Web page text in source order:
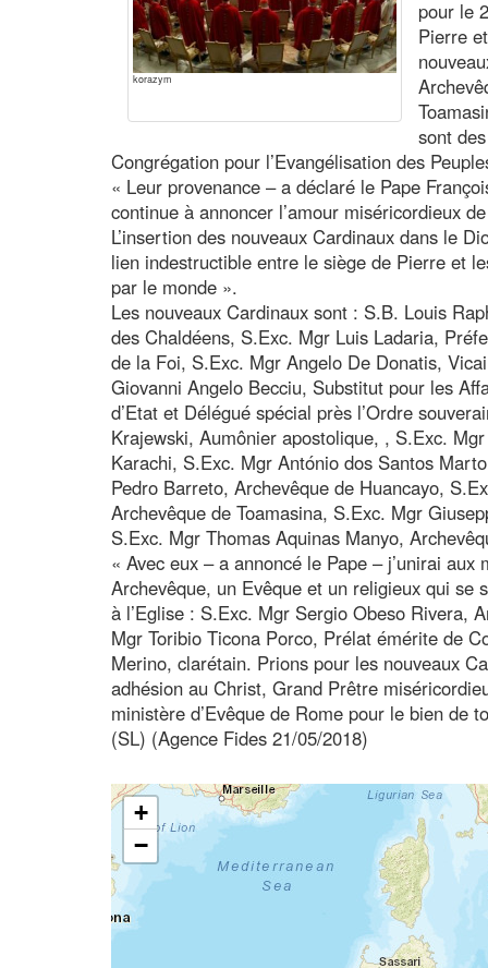
korazym
pour le
Pierre
sont
Congrégation pour l’Evangélisation des
« Leur provenance – a déclaré le Pape
continue à annoncer l’amour miséricordieux
L’insertion des nouveaux Cardinaux dans le
lien indestructible entre le siège de Pierre et
par le monde ».
Les nouveaux Cardinaux sont : S.B. Louis
des Chaldéens, S.Exc. Mgr Luis Ladaria,
de la Foi, S.Exc. Mgr Angelo De Donatis,
Giovanni Angelo Becciu, Substitut pour les
d’Etat et Délégué spécial près l’Ordre
Krajewski, Aumônier apostolique, , S.Exc.
Karachi, S.Exc. Mgr António dos Santos
Pedro Barreto, Archevêque de Huancayo,
Archevêque de Toamasina, S.Exc. Mgr
S.Exc. Mgr Thomas Aquinas Manyo,
« Avec eux – a annoncé le Pape – j’unirai
Archevêque, un Evêque et un religieux qui se
à l’Eglise : S.Exc. Mgr Sergio Obeso Rivera,
Mgr Toribio Ticona Porco, Prélat émérite de
Merino, clarétain. Prions pour les nouveaux
adhésion au Christ, Grand Prêtre
ministère d’Evêque de Rome pour le bien de
(SL) (Agence Fides 21/05/2018)
+
−